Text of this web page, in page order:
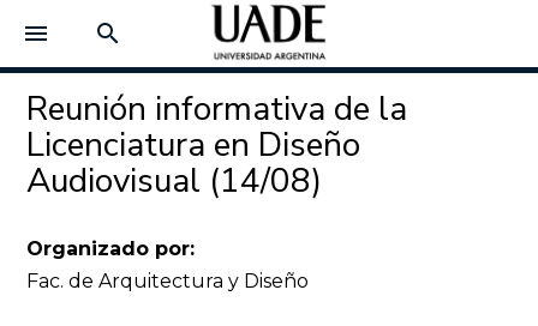
menu search
Reunión informativa de la
Licenciatura en Diseño
Audiovisual (14/08)
Organizado por:
Fac. de Arquitectura y Diseño